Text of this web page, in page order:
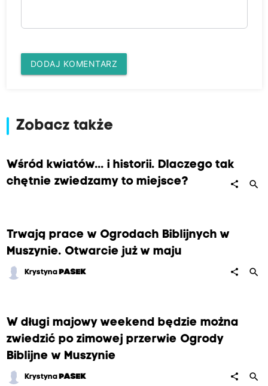
DODAJ KOMENTARZ
Zobacz także
Wśród kwiatów... i historii. Dlaczego tak
chętnie zwiedzamy to miejsce?
share search
Trwają prace w Ogrodach Biblijnych w
Muszynie. Otwarcie już w maju
Krystyna PASEK share search
W długi majowy weekend będzie można
zwiedzić po zimowej przerwie Ogrody
Biblijne w Muszynie
Krystyna PASEK share search